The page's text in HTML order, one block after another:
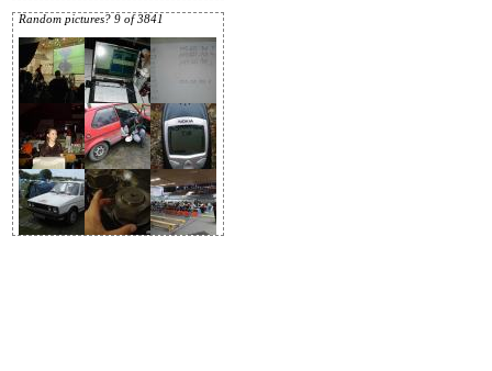
Random pictures? 9 of 3841